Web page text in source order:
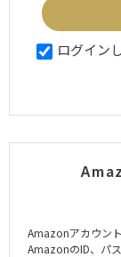
ログイン
Amazonアカウン
AmazonのID、パ